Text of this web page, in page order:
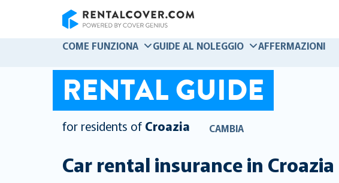
COME FUNZIONA
GUIDE AL NOLEGGIO AFFERMAZIONI
RENTAL GUIDE
for residents of Croazia CAMBIA
Car rental insurance in Croazia